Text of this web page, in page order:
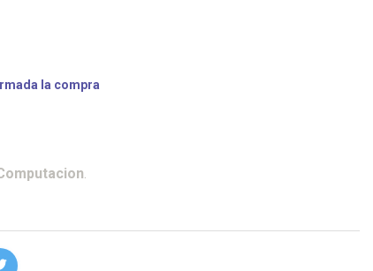
la compra
.